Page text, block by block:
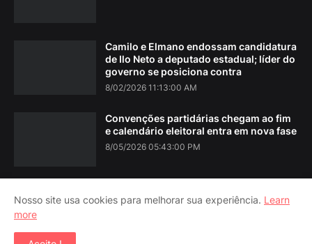
Camilo e Elmano endossam candidatura
de Ilo Neto a deputado estadual; líder do
governo se posiciona contra
8/02/2026 11:13:00 AM
Convenções partidárias chegam ao fim
e calendário eleitoral entra em nova fase
8/05/2026 05:43:00 PM
Nosso site usa cookies para melhorar sua experiência. Learn
more